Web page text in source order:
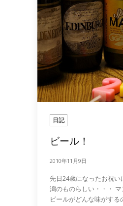
日記
ビール！
2010年11月9日
先日24歳になったお祝いに
潟のものらしい・・・ マンゴーと洋ナシのルレクチェ
ビールがどんな味がする